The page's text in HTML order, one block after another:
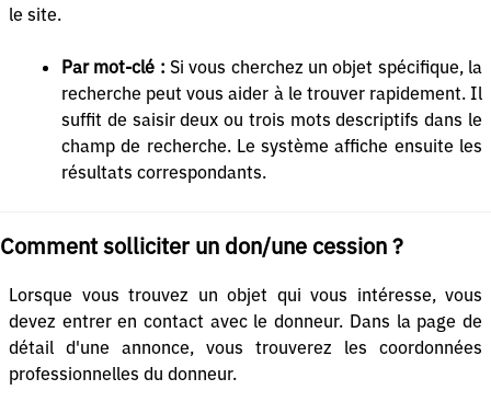
le site.
Par mot-clé : Si vous cherchez un objet spécifique, la
recherche peut vous aider à le trouver rapidement. Il
suffit de saisir deux ou trois mots descriptifs dans le
champ de recherche. Le système affiche ensuite les
résultats correspondants.
Comment solliciter un don/une cession ?
Lorsque vous trouvez un objet qui vous intéresse, vous
devez entrer en contact avec le donneur. Dans la page de
détail d'une annonce, vous trouverez les coordonnées
professionnelles du donneur.